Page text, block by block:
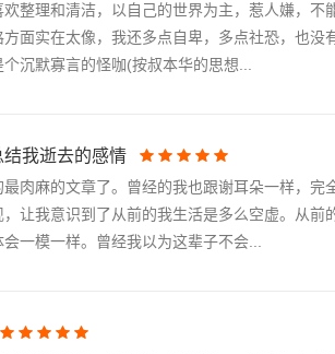
整理和清洁，以自己的世界为主，惹人嫌，
面实在太像，我还多点自卑，多点社恐，也
沉默寡言的怪咖(按叔本华的思想...
我逝去的感情
肉麻的文章了。曾经的我也跟谢耳朵一样，
让我意识到了从前的我生活是多么空虚。从
一模一样。曾经我以为这辈子不会...